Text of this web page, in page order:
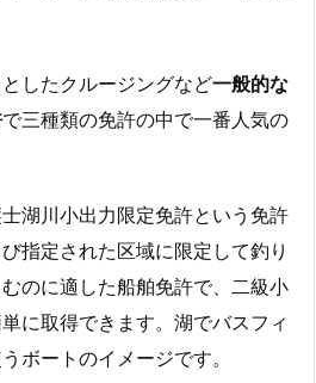
したクルージングなど一般的な
で三種類の免許の中で一番人気の
湖川小出力限定免許という免許
指定された区域に限定して釣り
のに適した船舶免許で、二級小
に取得できます。湖でバスフィ
ボートのイメージです。